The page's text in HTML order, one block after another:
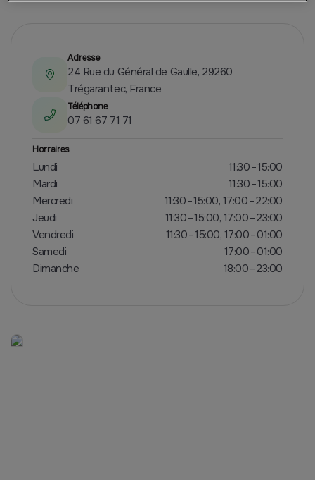
Adresse
24 Rue du Général de Gaulle, 29260
Trégarantec, France
Téléphone
07 61 67 71 71
Horraires
Lundi
11:30 – 15:00
Mardi
11:30 – 15:00
Mercredi
11:30 – 15:00, 17:00 – 22:00
Jeudi
11:30 – 15:00, 17:00 – 23:00
Vendredi
11:30 – 15:00, 17:00 – 01:00
Samedi
17:00 – 01:00
Dimanche
18:00 – 23:00